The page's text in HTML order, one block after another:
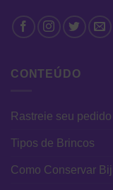
CONTEÚDO
Rastreie seu pedido
Tipos de Brincos
Como Conservar